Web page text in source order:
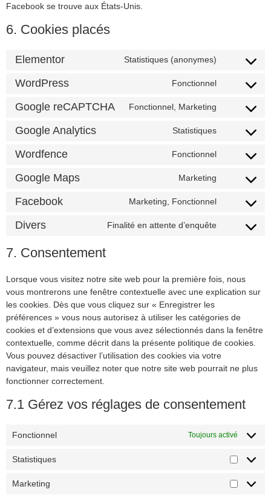
Facebook se trouve aux États-Unis.
6. Cookies placés
Elementor Statistiques (anonymes)
WordPress Fonctionnel
Google reCAPTCHA Fonctionnel, Marketing
Google Analytics Statistiques
Wordfence Fonctionnel
Google Maps Marketing
Facebook Marketing, Fonctionnel
Divers Finalité en attente d’enquête
7. Consentement
Lorsque vous visitez notre site web pour la première fois, nous
vous montrerons une fenêtre contextuelle avec une explication sur
les cookies. Dès que vous cliquez sur « Enregistrer les
préférences » vous nous autorisez à utiliser les catégories de
cookies et d’extensions que vous avez sélectionnés dans la fenêtre
contextuelle, comme décrit dans la présente politique de cookies.
Vous pouvez désactiver l’utilisation des cookies via votre
navigateur, mais veuillez noter que notre site web pourrait ne plus
fonctionner correctement.
7.1 Gérez vos réglages de consentement
Fonctionnel Toujours activé
Statistiques
Marketing